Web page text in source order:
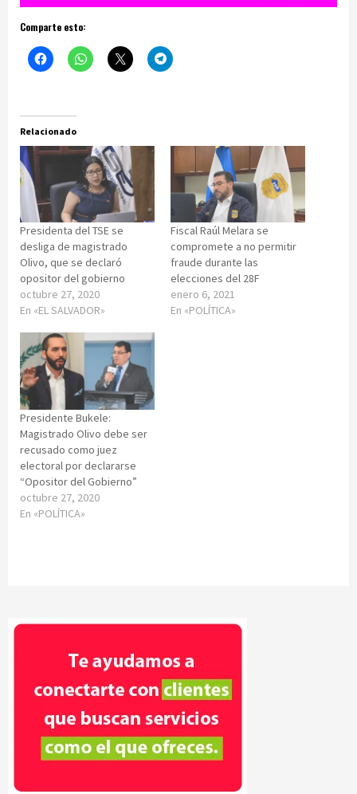
Comparte esto:
Relacionado
Presidenta del TSE se
desliga de magistrado
Olivo, que se declaró
opositor del gobierno
octubre 27, 2020
En «EL SALVADOR»
Fiscal Raúl Melara se
compromete a no permitir
fraude durante las
elecciones del 28F
enero 6, 2021
En «POLÍTICA»
Presidente Bukele:
Magistrado Olivo debe ser
recusado como juez
electoral por declararse
“Opositor del Gobierno”
octubre 27, 2020
En «POLÍTICA»